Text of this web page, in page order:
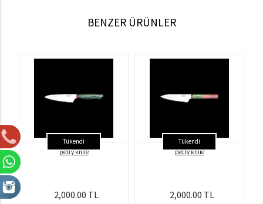
BENZER ÜRÜNLER
Tükendi
petty knife
2,000.00 TL
Tükendi
petty knife
2,000.00 TL